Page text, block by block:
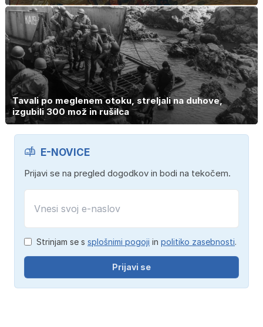
Tavali po meglenem otoku, streljali na duhove,
izgubili 300 mož in rušilca
E-NOVICE
Prijavi se na pregled dogodkov in bodi na tekočem.
Strinjam se s splošnimi pogoji in politiko zasebnosti.
Prijavi se